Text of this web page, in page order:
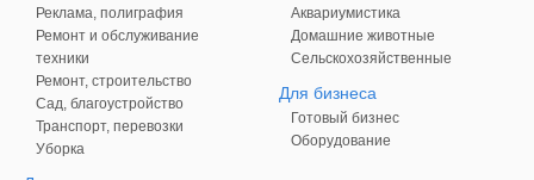
Реклама, полиграфия
Ремонт и обслуживание
техники
Ремонт, строительство
Сад, благоустройство
Транспорт, перевозки
Уборка
Аквариумистика
Домашние животные
Сельскохозяйственные
Для бизнеса
Готовый бизнес
Оборудование